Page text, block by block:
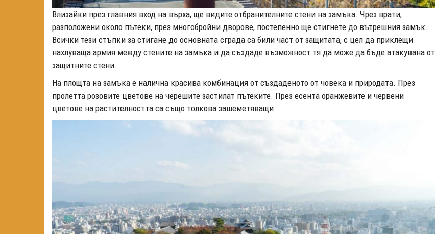
Влизайки през главния вход на върха, ще видите отбранителните стени на замъка. Чрез врати,
разположени около пътеки, през многобройни дворове, постепенно ще стигнете до вътрешния замък.
Всички тези стъпки за стигане до основната сграда са били част от защитата, с цел да приклещи
нахлуваща армия между стените на замъка и да създаде възможност тя да може да бъде атакувана от
защитните стени.
На площта на замъка е налична красива комбинация от създаденото от човека и природата. През
пролетта розовите цветове на черешите застилат пътеките. През есента оранжевите и червени
цветове на растителността са също толкова зашеметяващи.